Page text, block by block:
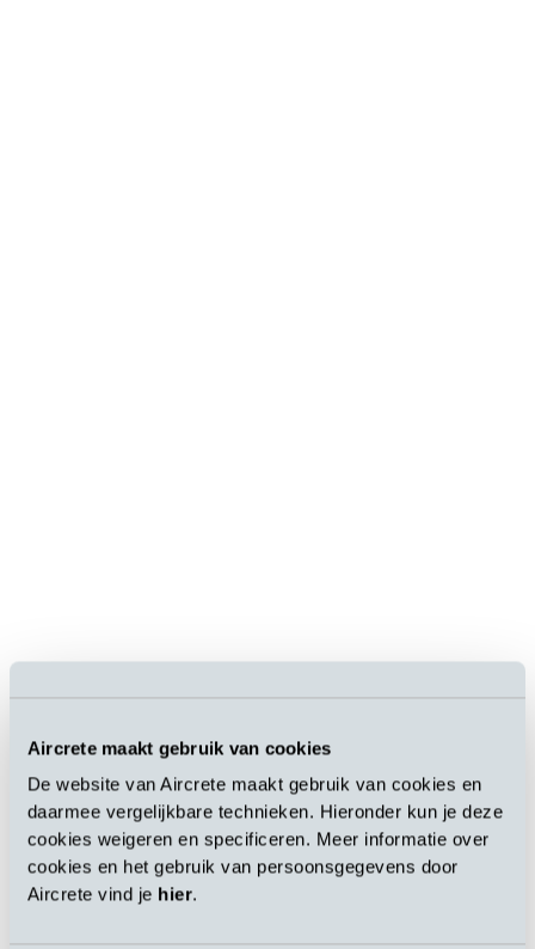
Aircrete maakt gebruik van cookies
De website van Aircrete maakt gebruik van cookies en
daarmee vergelijkbare technieken. Hieronder kun je deze
cookies weigeren en specificeren. Meer informatie over
cookies en het gebruik van persoonsgegevens door
Aircrete vind je hier.